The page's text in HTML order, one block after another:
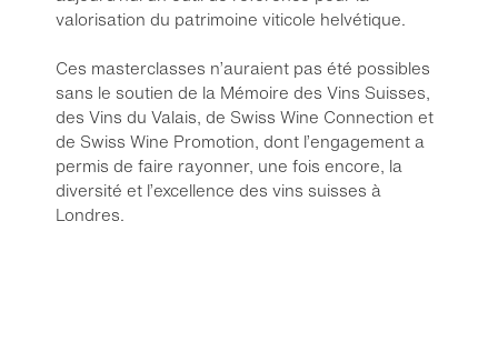
valorisation du patrimoine viticole helvétique.
Ces masterclasses n’auraient pas été possibles
sans le soutien de la Mémoire des Vins Suisses,
des Vins du Valais, de Swiss Wine Connection et
de Swiss Wine Promotion, dont l’engagement a
permis de faire rayonner, une fois encore, la
diversité et l’excellence des vins suisses à
Londres.